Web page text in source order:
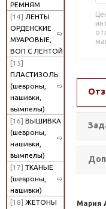
РЕМНЯМ
[14] ЛЕНТЫ
ОРДЕНСКИЕ
МУАРОВЫЕ,
ВОП С ЛЕНТОЙ
[15]
ПЛАСТИЗОЛЬ
(шевроны,
нашивки,
вымпелы)
[16] ВЫШИВКА
(шевроны,
нашивки,
вымпелы)
[17] ТКАНЫЕ
(шевроны,
нашивки)
[18] ЖЕТОНЫ
Мария